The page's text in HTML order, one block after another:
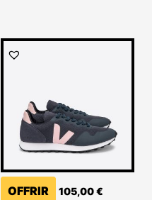
OFFRIR 105,00€